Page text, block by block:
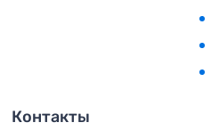
Контакты